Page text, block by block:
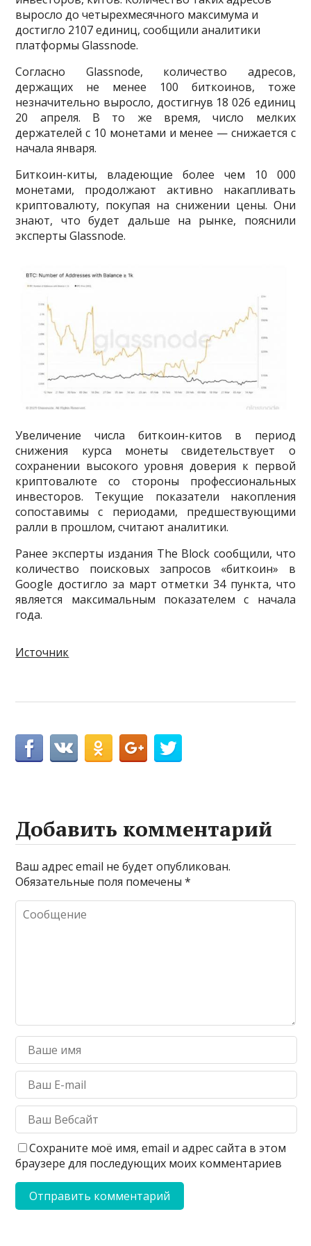
выросло до четырехмесячного максимума и
достигло 2107 единиц, сообщили аналитики
платформы Glassnode.
Согласно Glassnode, количество адресов,
держащих не менее 100 биткоинов, тоже
незначительно выросло, достигнув 18 026 единиц
20 апреля. В то же время, число мелких
держателей с 10 монетами и менее — снижается с
начала января.
Биткоин-киты, владеющие более чем 10 000
монетами, продолжают активно накапливать
криптовалюту, покупая на снижении цены. Они
знают, что будет дальше на рынке, пояснили
эксперты Glassnode.
Увеличение числа биткоин-китов в период
снижения курса монеты свидетельствует о
сохранении высокого уровня доверия к первой
криптовалюте со стороны профессиональных
инвесторов. Текущие показатели накопления
сопоставимы с периодами, предшествующими
ралли в прошлом, считают аналитики.
Ранее эксперты издания The Block сообщили, что
количество поисковых запросов «биткоин» в
Google достигло за март отметки 34 пункта, что
является максимальным показателем с начала
года.
Источник
Добавить комментарий
Ваш адрес email не будет опубликован.
Обязательные поля помечены*
Сохраните моё имя, email и адрес сайта в этом
браузере для последующих моих комментариев